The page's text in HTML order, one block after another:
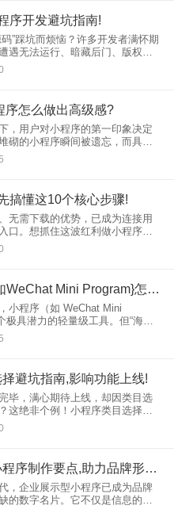
序开发避坑指南!
”踩坑而烦恼？许多开发者满怀期
遇无法运行、暗藏后门、版权不
境。别担心，这份实用的“小程序
序怎么做出高级感?
，用户对小程序的第一印象决定
砌的小程序瞬间被遗忘，而具
小程序设计则能瞬间抓住用户眼
，显著提升转化与留存。如何让
搞懂这10个核心步骤!
无需下载的优势，已成为连接用
口。想抓住这波红利做小程序？
理解并走好以下小程序核心步
、避免踩坑、打造爆款的关键！
海外小程序{如WeChat Mini Program}怎么做?
小程序（如 WeChat Mini
极具潜力的轻量级工具。但“海外
成功？绝非简单复制国内模式。
避坑指南,影响功能上线!
毕，满心期待上线，却因类目选
这绝非个例！小程序类目选择是
线的关键门槛，选错类目轻则反
受限甚至永久封禁。这份避坑指
企业展示型小程序制作要点,助力品牌形象升级!
，企业展示型小程序已成为品牌
的数字名片。它不仅是信息的载